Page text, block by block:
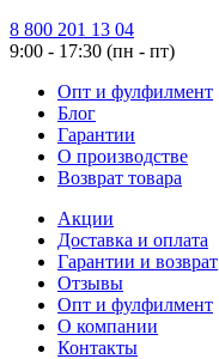
8 800 201 13 04
9:00 - 17:30 (пн - пт)
Опт и фулфилмент
Блог
Гарантии
О производстве
Возврат товара
Акции
Доставка и оплата
Гарантии и возврат
Отзывы
Опт и фулфилмент
О компании
Контакты